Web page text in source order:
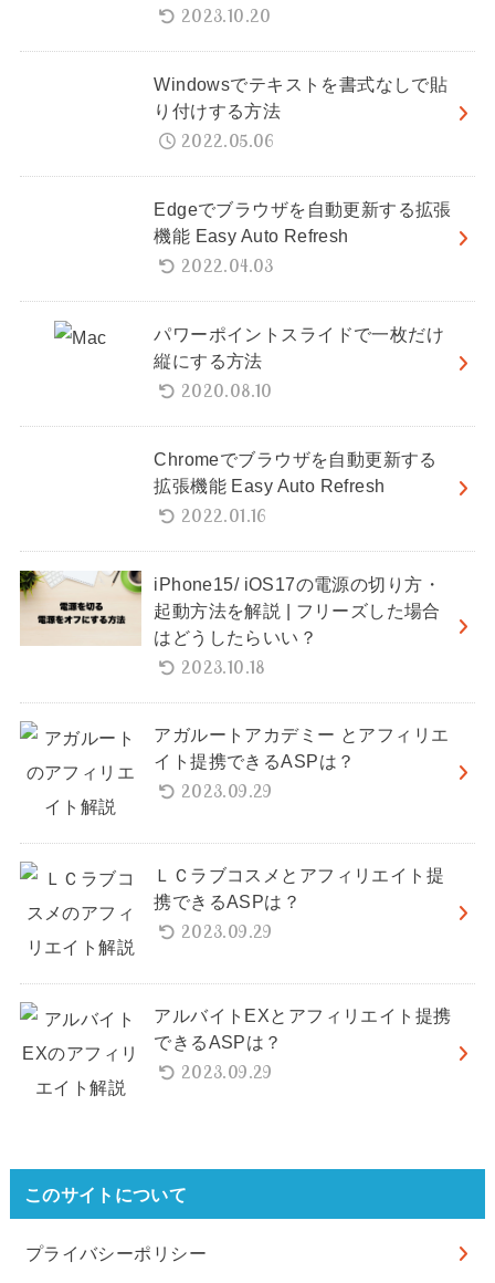
2023.10.20
Windowsでテキストを書式なしで貼
り付けする方法
2022.05.06
Edgeでブラウザを自動更新する拡張
機能 Easy Auto Refresh
2022.04.03
パワーポイントスライドで一枚だけ
縦にする方法
2020.08.10
Chromeでブラウザを自動更新する
拡張機能 Easy Auto Refresh
2022.01.16
iPhone15/ iOS17の電源の切り方・
起動方法を解説 | フリーズした場合
はどうしたらいい？
2023.10.18
アガルートアカデミー とアフィリエ
イト提携できるASPは？
2023.09.29
ＬＣラブコスメとアフィリエイト提
携できるASPは？
2023.09.29
アルバイトEXとアフィリエイト提携
できるASPは？
2023.09.29
このサイトについて
プライバシーポリシー